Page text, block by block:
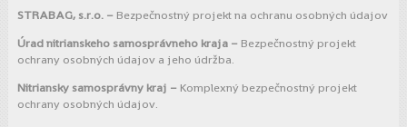
STRABAG, s.r.o. – Bezpečnostný projekt na ochranu osobných údajov
Úrad nitrianskeho samosprávneho kraja – Bezpečnostný projekt
ochrany osobných údajov a jeho údržba.
Nitriansky samosprávny kraj – Komplexný bezpečnostný projekt
ochrany osobných údajov.